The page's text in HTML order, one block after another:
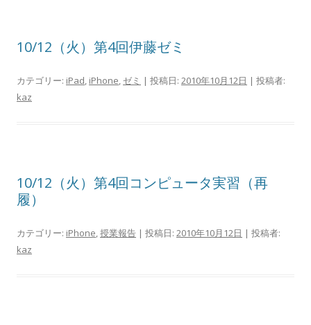
10/12（火）第4回伊藤ゼミ
カテゴリー: iPad, iPhone, ゼミ | 投稿日: 2010年10月12日 | 投稿者:
kaz
10/12（火）第4回コンピュータ実習（再
履）
カテゴリー: iPhone,授業報告 | 投稿日: 2010年10月12日 | 投稿者:
kaz